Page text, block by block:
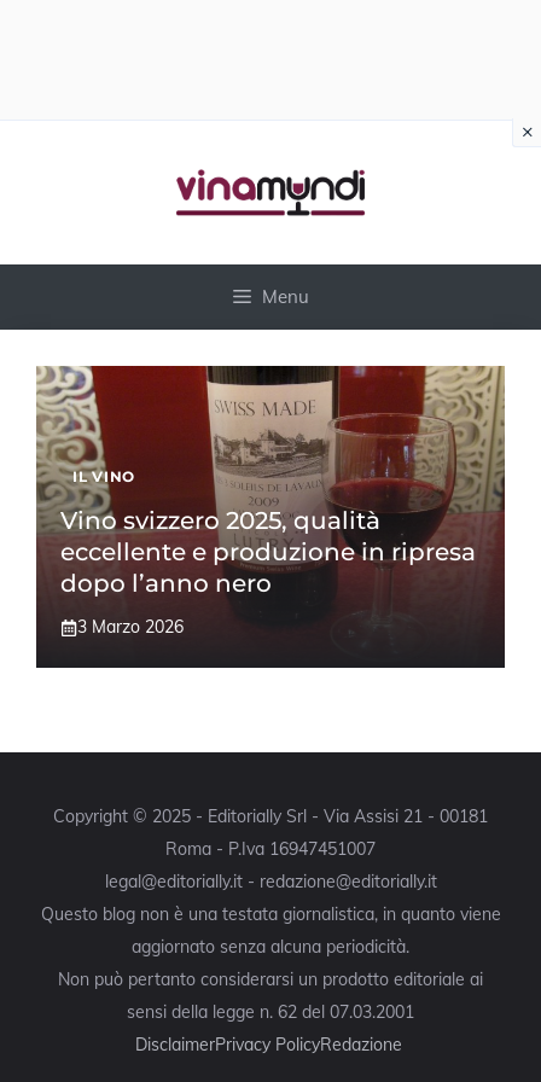
Menu
IL VINO
Vino svizzero 2025, qualità
eccellente e produzione in ripresa
dopo l’anno nero
3 Marzo 2026
Copyright © 2025 - Editorially Srl - Via Assisi 21 - 00181
Roma - P.Iva 16947451007
legal@editorially.it - redazione@editorially.it
Questo blog non è una testata giornalistica, in quanto viene
aggiornato senza alcuna periodicità.
Non può pertanto considerarsi un prodotto editoriale ai
sensi della legge n. 62 del 07.03.2001
DisclaimerPrivacy PolicyRedazione
×